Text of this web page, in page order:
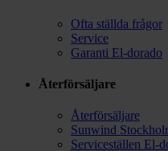
Ofta ställda frågor
Service
Garanti El-dorado
Återförsäljare
Återförsäljare
Sunwind
Serviceställen El-